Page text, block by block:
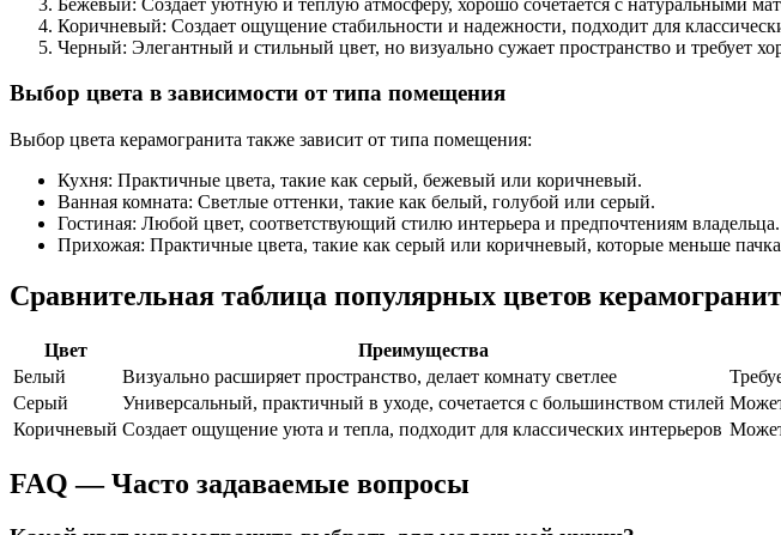
Коричневый: Создает ощущение стабильности и надежности, подходит для
Черный: Элегантный и стильный цвет, но визуально сужает пространство и требует
Выбор цвета в зависимости от типа помещения
Выбор цвета керамогранита также зависит от типа помещения:
Кухня: Практичные цвета, такие как серый, бежевый или коричневый.
Ванная комната: Светлые оттенки, такие как белый, голубой или серый.
Гостиная: Любой цвет, соответствующий стилю интерьера и предпочтениям владельца.
Прихожая: Практичные цвета, такие как серый или коричневый, которые меньше
Сравнительная таблица популярных цветов
Цвет Преимущества
Белый
Визуально расширяет пространство, делает комнату светлее
Серый
Универсальный, практичный в уходе, сочетается с большинством стилей
Коричневый Создает ощущение уюта и тепла, подходит для классических интерьеров
FAQ ― Часто задаваемые вопросы